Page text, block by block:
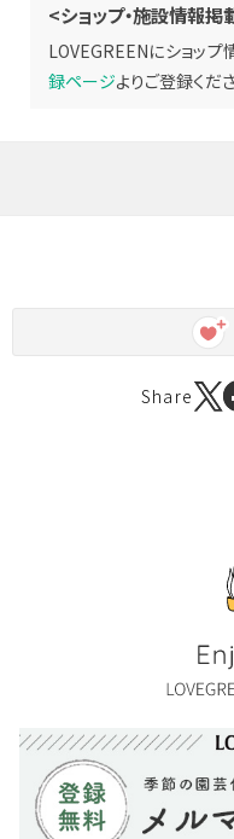
<ショップ・施設情報掲
LOVEGREENにショップ
録ページよりご登録くだ
Share